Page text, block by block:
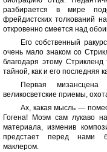
разбирается в мире
фрейдистских толкований
откровенно смеется над
Его собственный
очень мало знаком со
благодаря этому
тайной, как и его последняя
Первая
великосветские приемы,
Ах, какая мысль —
Гогена! Моэм сам лукаво
материала, изменив
предстает перед нами
маклером.